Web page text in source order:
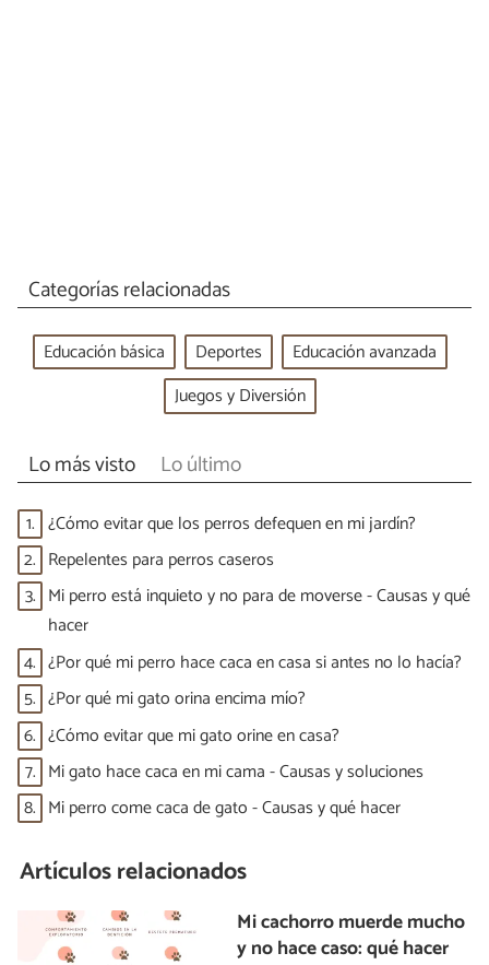
Categorías relacionadas
Educación básica Deportes
Educación avanzada
Juegos y Diversión
Lo más visto Lo último
1. ¿Cómo evitar que los perros defequen en mi jardín?
2. Repelentes para perros caseros
3. Mi perro está inquieto y no para de moverse - Causas y qué
hacer
4. ¿Por qué mi perro hace caca en casa si antes no lo hacía?
5. ¿Por qué mi gato orina encima mío?
6. ¿Cómo evitar que mi gato orine en casa?
7. Mi gato hace caca en mi cama - Causas y soluciones
8. Mi perro come caca de gato - Causas y qué hacer
Artículos relacionados
Mi cachorro muerde mucho
y no hace caso: qué hacer